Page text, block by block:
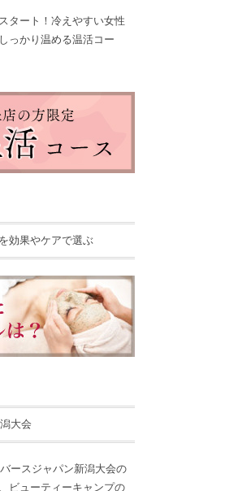
タート！冷えやすい女性
っかり温める温活コー
効果やケアで選ぶ
大会
ースジャパン新潟大会の
ビューティーキャンプの